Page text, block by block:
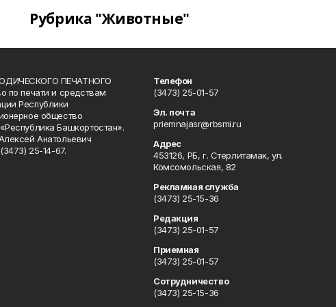
Рубрика "Животные"
ПЕЧАТНОГО
по печати и средствам
Республики
общество
Башкортостан».
Анатольевич
25-14-67.
Телефон
(3473) 25-01-57
Эл. почта
priemnajasr@rbsmi.ru
Адрес
453126, РБ, г. Стерлитамак, ул.
Комсомольская, 82
Рекламная служба
(3473) 25-15-36
Редакция
(3473) 25-01-57
Приемная
(3473) 25-01-57
Сотрудничество
(3473) 25-15-36